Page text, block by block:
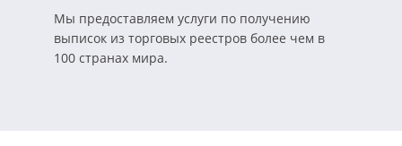
Мы предоставляем услуги по получению
выписок из торговых реестров более чем в
100 странах мира.